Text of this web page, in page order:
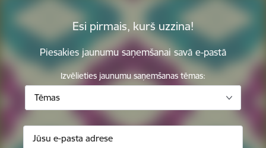
Esi pirmais, kurš uzzina!
Piesakies jaunumu saņemšanai savā e-pastā
Izvēlieties jaunumu saņemšanas tēmas:
Tēmas